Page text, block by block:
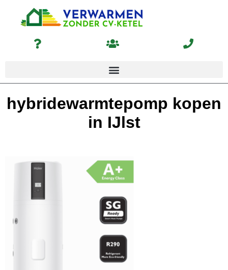
hybridewarmtepomp kopen
in IJlst